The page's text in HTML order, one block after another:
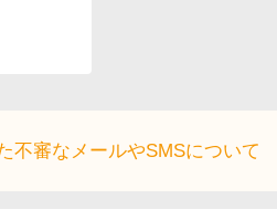
不審なメールやSMSについて